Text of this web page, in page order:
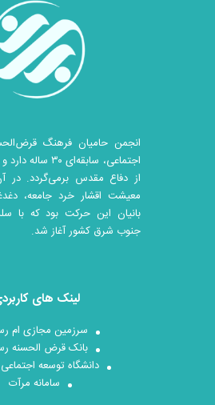
انجمن حامیان فرهنگ
اجتماعی، سابقه‌ای
معیشت اقشار خرد جامعه،
بانیان این حرکت بود که با
جنوب شرق کشور آغاز شد.
لینک های
سرزمین مجازی ام
بانک قرض الحسنه
دانشگاه توسعه
سامانه مرآت